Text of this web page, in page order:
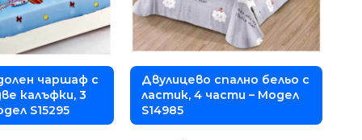
чаршаф с
калъфки, 3
S15295
Двулицево спално бельо с
ластик, 4 части – Модел
S14985